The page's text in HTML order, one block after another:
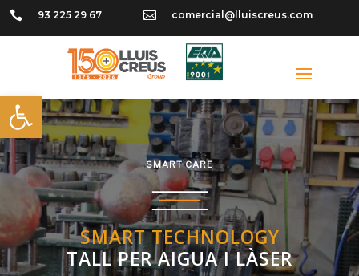
Obre la barra d'eines
 93 225 29 67  comercial@lluiscreus.com
SMART CARE
SMART TECHNOLOGY
TALL PER AIGUA I LÀSER